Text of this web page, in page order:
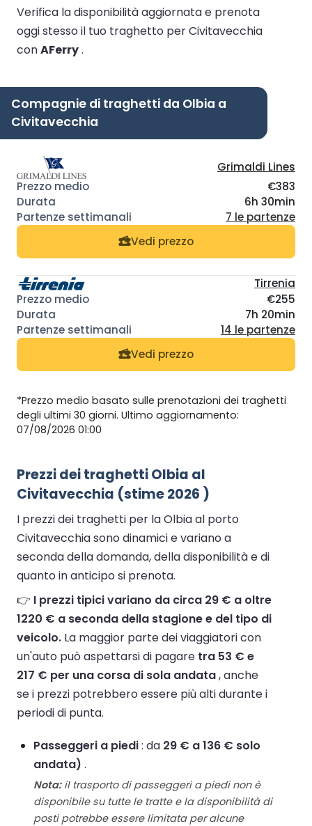
Verifica la disponibilità aggiornata e prenota
oggi stesso il tuo traghetto per Civitavecchia
conAFerry.
Compagnie di traghetti da Olbia a
Civitavecchia
Grimaldi Lines
€383
6h 30min
7 le partenze
Vedi prezzo
Tirrenia
€255
7h 20min
14 le partenze
Vedi prezzo
*Prezzo medio basato sulle prenotazioni dei traghetti
degli ultimi 30 giorni. Ultimo aggiornamento:
07/08/2026 01:00
Prezzi dei traghetti Olbia al
Civitavecchia (stime 2026 )
I prezzi dei traghetti per la Olbia al porto
Civitavecchia sono dinamici e variano a
seconda della domanda, della disponibilità e di
quanto in anticipo si prenota.
👉 I prezzi tipici variano da circa 29 € a oltre
1220 € a seconda della stagione e del tipo di
veicolo. La maggior parte dei viaggiatori con
un'auto può aspettarsi di pagare tra 53 € e
217 € per una corsa di sola andata, anche
se i prezzi potrebbero essere più alti durante i
periodi di punta.
Passeggeri a piedi: da 29 € a 136 € solo
andata) .
Nota:il trasporto di passeggeri a piedi non è
disponibile su tutte le tratte e la disponibilità di
posti potrebbe essere limitata per alcune